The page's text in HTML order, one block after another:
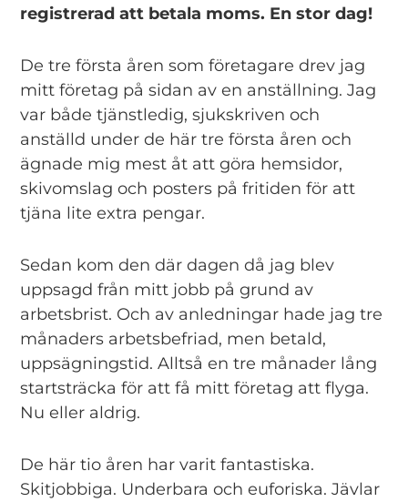
registrerad att betala moms. En stor dag!
De tre första åren som företagare drev jag
mitt företag på sidan av en anställning. Jag
var både tjänstledig, sjukskriven och
anställd under de här tre första åren och
ägnade mig mest åt att göra hemsidor,
skivomslag och posters på fritiden för att
tjäna lite extra pengar.
Sedan kom den där dagen då jag blev
uppsagd från mitt jobb på grund av
arbetsbrist. Och av anledningar hade jag tre
månaders arbetsbefriad, men betald,
uppsägningstid. Alltså en tre månader lång
startsträcka för att få mitt företag att flyga.
Nu eller aldrig.
De här tio åren har varit fantastiska.
Skitjobbiga. Underbara och euforiska. Jävlar